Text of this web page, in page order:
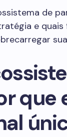
de
e
que